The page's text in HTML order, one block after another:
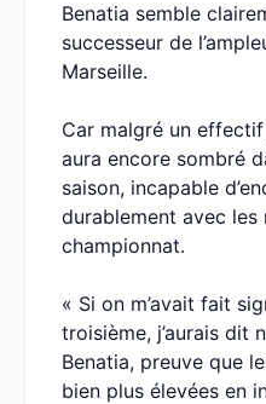
Benatia semble
successeur de
Marseille.
Car malgré un
aura encore sombré
saison, incapable
durablement avec les
championnat.
« Si on m’avait fait
troisième, j’aurais dit
Benatia, preuve que
bien plus élevées en